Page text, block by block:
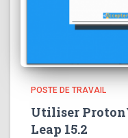
POSTE DE TRAVAIL
Utiliser
Leap 15.2